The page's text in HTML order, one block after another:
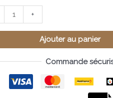
+
Ajouter au panier
Commande